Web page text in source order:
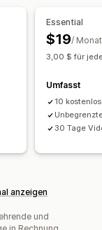
Media
Essential
$19/ Monat
3,00 $ für
Umfasst
10
30 Tage
anzeigen
und